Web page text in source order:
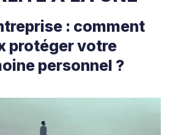
: comment
protéger votre
personnel ?